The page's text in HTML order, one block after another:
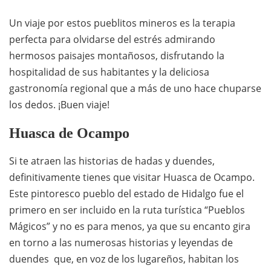
Un viaje por estos pueblitos mineros es la terapia
perfecta para olvidarse del estrés admirando
hermosos paisajes montañosos, disfrutando la
hospitalidad de sus habitantes y la deliciosa
gastronomía regional que a más de uno hace chuparse
los dedos. ¡Buen viaje!
Huasca de Ocampo
Si te atraen las historias de hadas y duendes,
definitivamente tienes que visitar Huasca de Ocampo.
Este pintoresco pueblo del estado de Hidalgo fue el
primero en ser incluido en la ruta turística “Pueblos
Mágicos” y no es para menos, ya que su encanto gira
en torno a las numerosas historias y leyendas de
duendes que, en voz de los lugareños, habitan los